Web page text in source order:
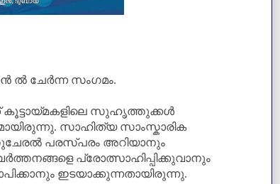
ൽ ചേർന്ന സംഗമം.
സുഹൃത്തുക്കൾ
സാഹിത്യ സാംസ്കാരിക
പരസ്പരം അറിയാനും
പ്രോത്സാഹിപ്പിക്കുവാനും
ഇടയാക്കുന്നതായിരുന്നു.